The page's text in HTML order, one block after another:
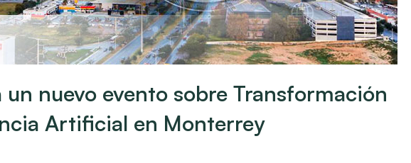
un nuevo evento sobre Transformación
Artificial en Monterrey